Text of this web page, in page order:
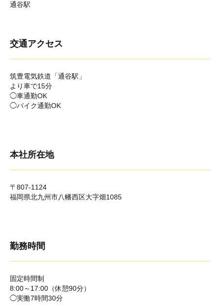
通谷駅
交通アクセス
筑豊電気鉄道「通谷駅」
より車で15分
◯車通勤OK
◯バイク通勤OK
本社所在地
〒807-1124
福岡県北九州市八幡西区大字畑1085
勤務時間
固定時間制
8:00～17:00（休憩90分）
◯実働7時間30分